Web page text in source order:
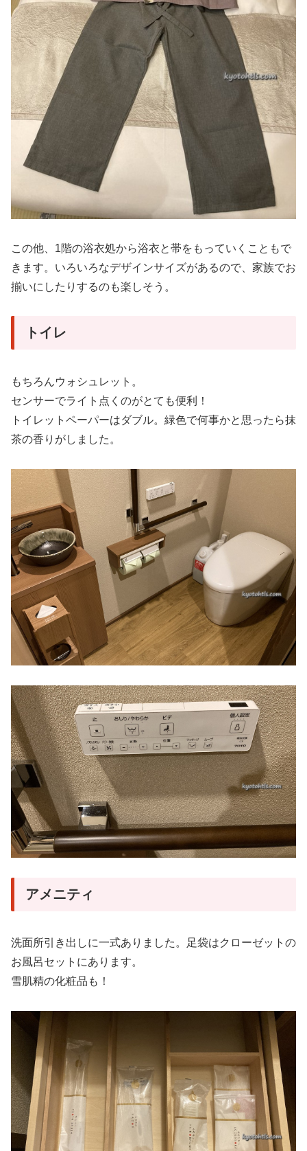
この他、1階の浴衣処から浴衣と帯をもっていくこともで
きます。いろいろなデザインサイズがあるので、家族でお
揃いにしたりするのも楽しそう。
トイレ
もちろんウォシュレット。
センサーでライト点くのがとても便利！
トイレットペーパーはダブル。緑色で何事かと思ったら抹
茶の香りがしました。
アメニティ
洗面所引き出しに一式ありました。足袋はクローゼットの
お風呂セットにあります。
雪肌精の化粧品も！